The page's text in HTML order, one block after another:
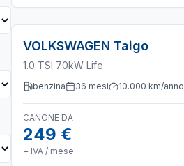
VOLKSWAGEN Taigo
1.0 TSI 70kW Life
benzina 36 mesi 10.000 km/anno
CANONE DA
249 €
+ IVA / mese